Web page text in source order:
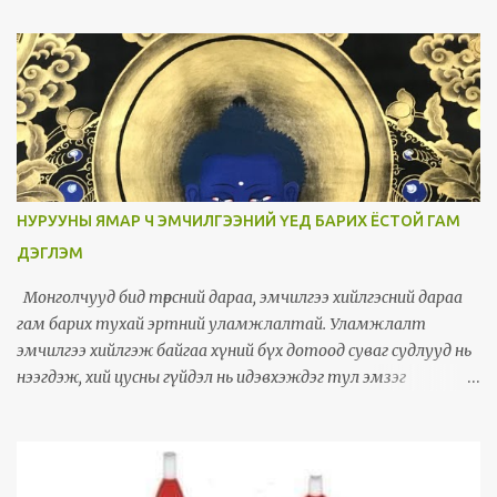
ярилцдаг. Мэдрэлийн ёзоорын өвдөлт нь үрэвслийн (вирусын
болон бактерийн халдвараас) болон механик (нурууны
гэмтэл, нурууны нугалам хоорондын жийргэвчийн өвчин,
ясны сийрэгжилтийн улмаас нугалам дарагдаж намсах, яс
ургалт, төрөлхийн болон олдмол нурууны мурийлт) гэсэн 2
үндсэн шалтгааны улмаас үүсдэг. Нөлөөлөх хүчин зүйлсийг шууд
болон шууд бус гэж ангилна. Амьдралын буруу хэвшил,
стресс, хүнд хөдөлмөр эрхлэх, даарах гэх мэтчилэн бидний өдөр
тутамдаа хийж хэвшсэн хүчин зүйлүүд нөлөөлдөг. Хүзүү, сээр,
бүсэлхий, ахар сүүл гээд нурууны бүх л хэсэгт мэдрэлийн
ёзоорын өвдөлт үүсэж болно. Шинж тэмдэг Мэдрэлийн ёзоор
цочирсныг илтгэх гол шинж тэмдгүүд нь багана нурууны
НУРУУНЫ ЯМАР Ч ЭМЧИЛГЭЭНИЙ ҮЕД БАРИХ ЁСТОЙ ГАМ
ДЭГЛЭМ
Монголчууд бид төрсний дараа, эмчилгээ хийлгэсний дараа
гам барих тухай эртний уламжлалтай. Уламжлалт
эмчилгээ хийлгэж байгаа хүний бүх дотоод суваг судлууд нь
нээгдэж, хий цусны гүйдэл нь идэвхэждэг тул эмзэг
эмчилгээ, хувь хүний онцлог, биеийн тамир тэнхээ, нас
хүйсээс хамаарна. Зүү эмчилгээний дараа гам их шаарддаг.